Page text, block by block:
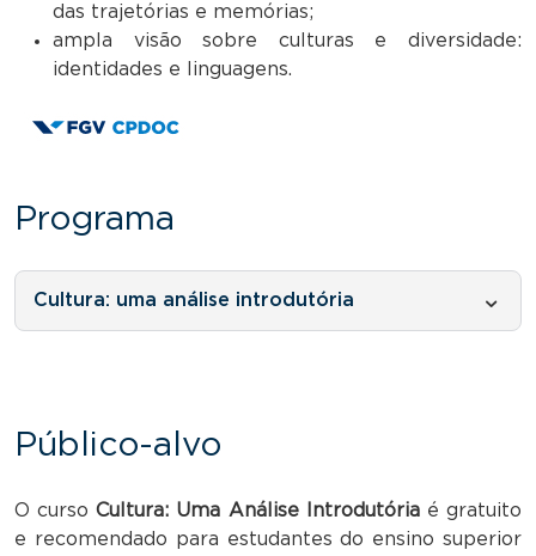
das trajetórias e memórias;
ampla visão sobre culturas e diversidade:
identidades e linguagens.
Programa
Cultura: uma análise introdutória
Público-alvo
O cursoCultura: Uma Análise Introdutóriaé gratuito
e recomendado para estudantes do ensino superior